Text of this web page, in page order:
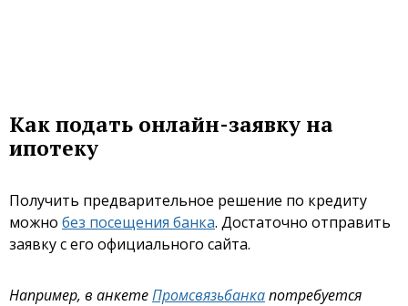
Как подать онлайн-заявку на
ипотеку
Получить предварительное решение по кредиту
можно без посещения банка. Достаточно отправить
заявку с его официального сайта.
Например, в анкетеПромсвязьбанкапотребуется